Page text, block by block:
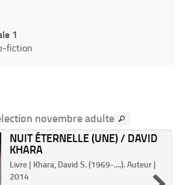
1
fiction
novembre adulte
NUIT ÉTERNELLE (UNE) / DAVID
KHARA
Livre | Khara, David S. (1969-....). Auteur |
2014